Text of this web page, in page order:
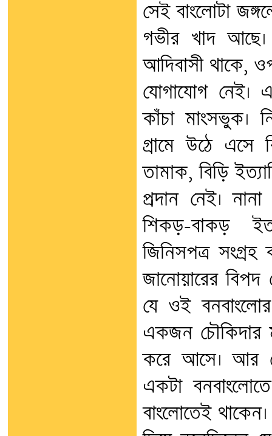
সেই বাংলোটা
গভীর খাদ আছে।
আদিবাসী থাকে,
যোগাযোগ নেই।
কাঁচা মাংসভুক।
গ্রামে উঠে এসে
তামাক, বিড়ি
প্রদান নেই।
শিকড়-বাকড়
জিনিসপত্র সংগ্রহ
জানোয়ারের
যে ওই
একজন চৌকিদার
করে আসে। আর
একটা
বাংলোতেই